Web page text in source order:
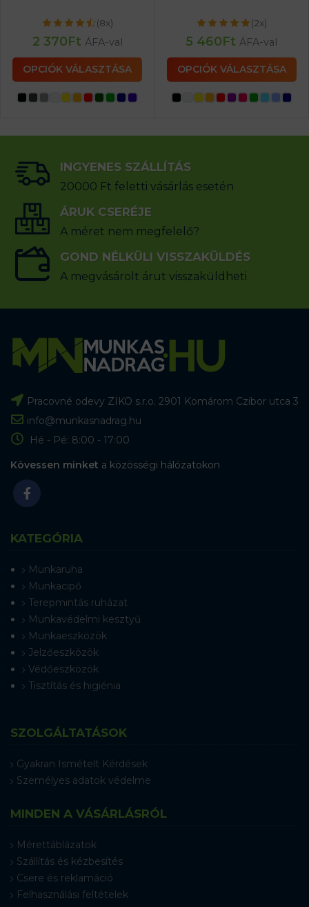
(8x)
2 370Ft ÁFA-val
OPCIÓK VÁLASZTÁSA
(2x)
5 460Ft ÁFA-val
OPCIÓK VÁLASZTÁSA
INGYENES SZÁLLÍTÁS
20000 Ft feletti vásárlás esetén
ÁRUK CSERÉJE
A méret nem megfelelő?
GOND NÉLKÜLI VISSZAKÜLDÉS
A megvásárolt árut visszaküldheti
Pracovné odevy ZIKO s.r.o. 2901 Komárom Czibor utca 3
info@munkasnadrag.hu
Hé - Pé: 8:00 - 17:00
Kövessen minket a közösségi hálózatokon
KATEGÓRIA
Munkaruha
Munkacipő
Terepmintás ruházat
Munkavédelmi kesztyű
Munkaeszközök
Jelzőeszközök
Védőeszközök
Tisztítás és higiénia
SZOLGÁLTATÁSOK
Gyakran Ismételt Kérdések
Személyes adatok védelme
MINDEN A VÁSÁRLÁSRÓL
Mérettáblázatok
Szállítás és kézbesítés
Csere és reklamáció
Felhasználási feltételek